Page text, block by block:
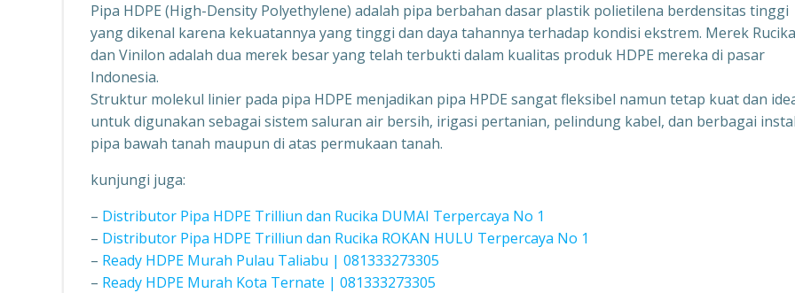
Pipa HDPE (High-Density Polyethylene) adalah pipa berbahan dasar plastik polietilena berdensitas tinggi
yang dikenal karena kekuatannya yang tinggi dan daya tahannya terhadap kondisi ekstrem. Merek Rucika
dan Vinilon adalah dua merek besar yang telah terbukti dalam kualitas produk HDPE mereka di pasar
Indonesia.
Struktur molekul linier pada pipa HDPE menjadikan pipa HPDE sangat fleksibel namun tetap kuat dan
untuk digunakan sebagai sistem saluran air bersih, irigasi pertanian, pelindung kabel, dan berbagai
pipa bawah tanah maupun di atas permukaan tanah.
kunjungi juga:
– Distributor Pipa HDPE Trilliun dan Rucika DUMAI Terpercaya No 1
– Distributor Pipa HDPE Trilliun dan Rucika ROKAN HULU Terpercaya No 1
– Ready HDPE Murah Pulau Taliabu | 081333273305
– Ready HDPE Murah Kota Ternate | 081333273305